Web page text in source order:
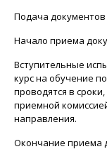
Подача
Начало приема
Вступительные
курс на обучение
проводятся в
приемной
направления.
Окончание приема